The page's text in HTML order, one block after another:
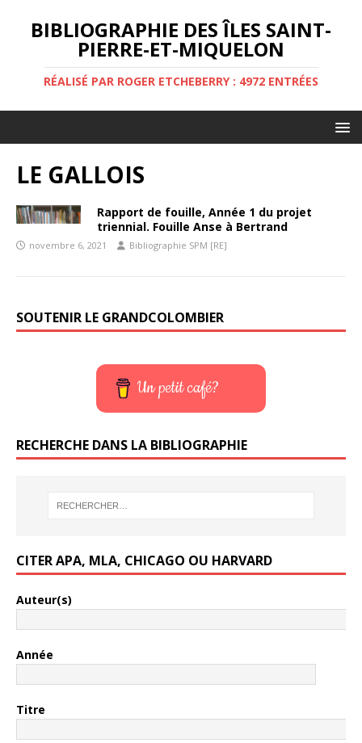
BIBLIOGRAPHIE DES ÎLES SAINT-
PIERRE-ET-MIQUELON
RÉALISÉ PAR ROGER ETCHEBERRY : 4972 ENTRÉES
LE GALLOIS
Rapport de fouille, Année 1 du projet
triennial. Fouille Anse à Bertrand
novembre 6, 2021 Bibliographie SPM [RE]
SOUTENIR LE GRANDCOLOMBIER
Un petit café?
RECHERCHE DANS LA BIBLIOGRAPHIE
CITER APA, MLA, CHICAGO OU HARVARD
Auteur(s)
Année
Titre